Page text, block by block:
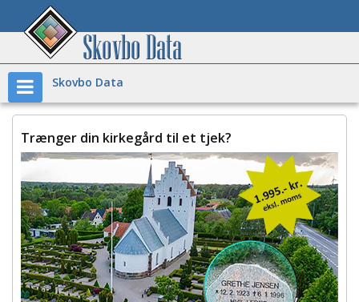
Skovbo Data
Trænger din kirkegård til et tjek?